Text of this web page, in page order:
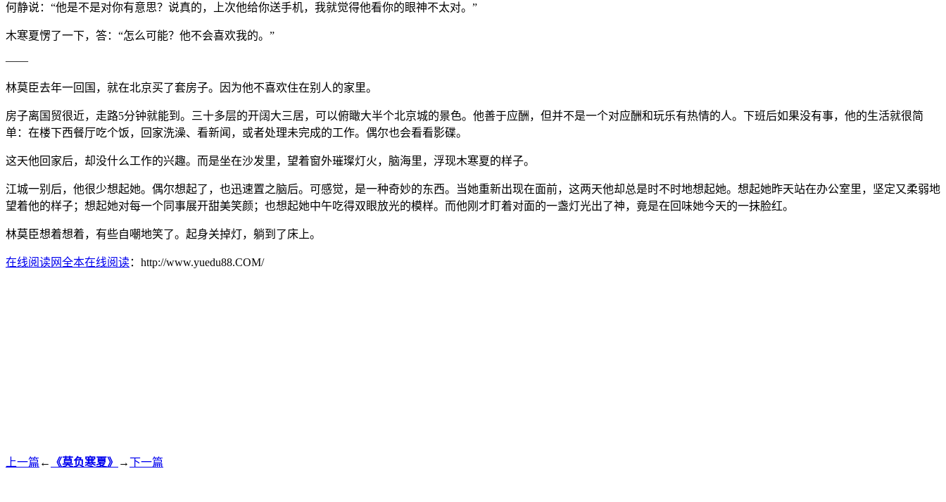
何静说：“他是不是对你有意思？说真的，上次他给你送手机，我就觉得他看你的眼神不太对。”
木寒夏愣了一下，答：“怎么可能？他不会喜欢我的。”
——
林莫臣去年一回国，就在北京买了套房子。因为他不喜欢住在别人的家里。
房子离国贸很近，走路5分钟就能到。三十多层的开阔大三居，可以俯瞰大半个北京城的景色。他善于应酬，但并不是一个对应酬和玩乐有热情的人。下班后如果没有事，他的生活就很简
单：在楼下西餐厅吃个饭，回家洗澡、看新闻，或者处理未完成的工作。偶尔也会看看影碟。
这天他回家后，却没什么工作的兴趣。而是坐在沙发里，望着窗外璀璨灯火，脑海里，浮现木寒夏的样子。
江城一别后，他很少想起她。偶尔想起了，也迅速置之脑后。可感觉，是一种奇妙的东西。当她重新出现在面前，这两天他却总是时不时地想起她。想起她昨天站在办公室里，坚定又柔弱地
望着他的样子；想起她对每一个同事展开甜美笑颜；也想起她中午吃得双眼放光的模样。而他刚才盯着对面的一盏灯光出了神，竟是在回味她今天的一抹脸红。
林莫臣想着想着，有些自嘲地笑了。起身关掉灯，躺到了床上。
在线阅读网全本在线阅读：http://www.yuedu88.COM/
上一篇 ← 《莫负寒夏》 →下一篇